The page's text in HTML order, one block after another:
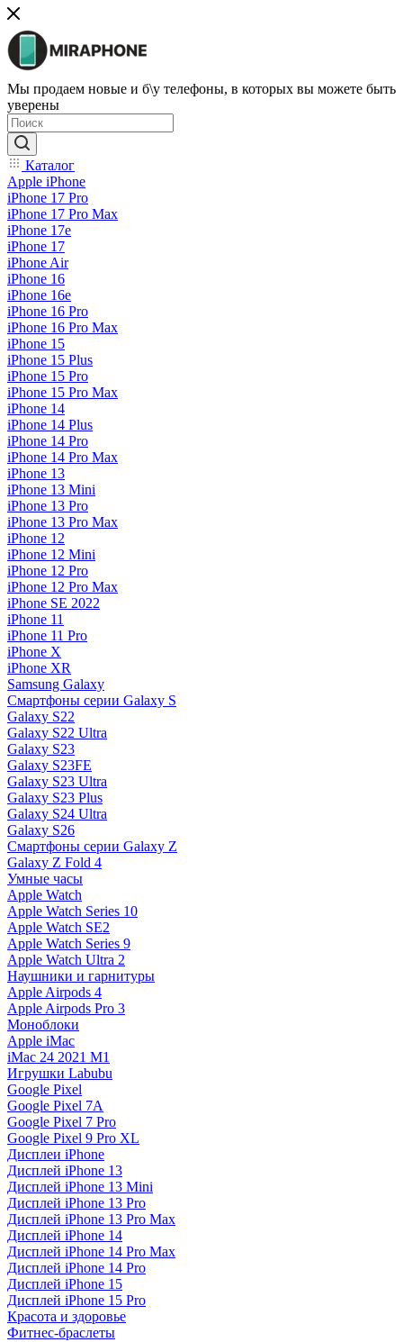
Мы продаем новые и б\у телефоны, в которых вы можете быть
уверены
Каталог
Apple iPhone
iPhone 17 Pro
iPhone 17 Pro Max
iPhone 17e
iPhone 17
iPhone Air
iPhone 16
iPhone 16e
iPhone 16 Pro
iPhone 16 Pro Max
iPhone 15
iPhone 15 Plus
iPhone 15 Pro
iPhone 15 Pro Max
iPhone 14
iPhone 14 Plus
iPhone 14 Pro
iPhone 14 Pro Max
iPhone 13
iPhone 13 Mini
iPhone 13 Pro
iPhone 13 Pro Max
iPhone 12
iPhone 12 Mini
iPhone 12 Pro
iPhone 12 Pro Max
iPhone SE 2022
iPhone 11
iPhone 11 Pro
iPhone X
iPhone XR
Samsung Galaxy
Смартфоны серии Galaxy S
Galaxy S22
Galaxy S22 Ultra
Galaxy S23
Galaxy S23FE
Galaxy S23 Ultra
Galaxy S23 Plus
Galaxy S24 Ultra
Galaxy S26
Смартфоны серии Galaxy Z
Galaxy Z Fold 4
Умные часы
Apple Watch
Apple Watch Series 10
Apple Watch SE2
Apple Watch Series 9
Apple Watch Ultra 2
Наушники и гарнитуры
Apple Airpods 4
Apple Airpods Pro 3
Моноблоки
Apple iMac
iMac 24 2021 M1
Игрушки Labubu
Google Pixel
Google Pixel 7А
Google Pixel 7 Pro
Google Pixel 9 Pro XL
Дисплеи iPhone
Дисплей iPhone 13
Дисплей iPhone 13 Mini
Дисплей iPhone 13 Pro
Дисплей iPhone 13 Pro Max
Дисплей iPhone 14
Дисплей iPhone 14 Pro Max
Дисплей iPhone 14 Pro
Дисплей iPhone 15
Дисплей iPhone 15 Pro
Красота и здоровье
Фитнес-браслеты